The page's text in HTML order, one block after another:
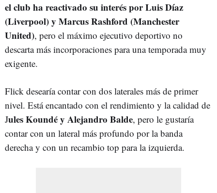
el club ha reactivado su interés por Luis Díaz
(Liverpool) y Marcus Rashford (Manchester
United), pero el máximo ejecutivo deportivo no
descarta más incorporaciones para una temporada muy
exigente.
Flick desearía contar con dos laterales más de primer
nivel. Está encantado con el rendimiento y la calidad de
Jules Koundé y Alejandro Balde, pero le gustaría
contar con un lateral más profundo por la banda
derecha y con un recambio top para la izquierda.